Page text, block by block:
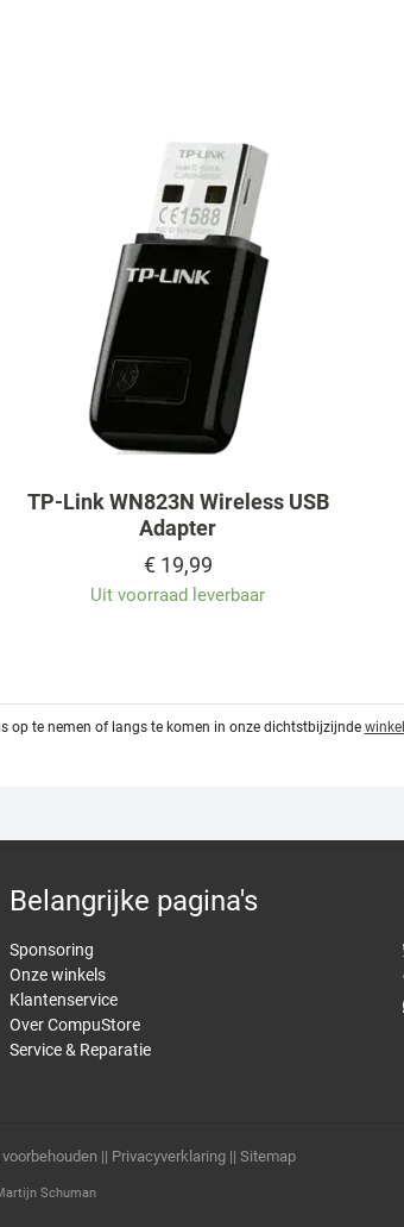
TP-Link WN823N Wireless USB
Adapter
€19,99
Uit voorraad leverbaar
op te nemen of langs te komen in onze dichtstbijzijnde winkel
Belangrijke pagina's
Sponsoring
Onze winkels
Klantenservice
Over CompuStore
Service & Reparatie
|| Privacyverklaring || Sitemap
Schuman